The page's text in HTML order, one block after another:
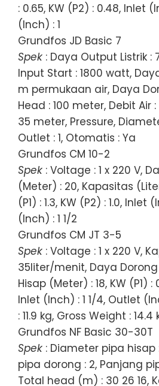
: 0.65, KW (P2) : 0.48, Inlet
(Inch) : 1
Grundfos JD Basic 7
Spek : Daya Output Listrik :
Input Start : 1800 watt,
m permukaan air, Daya
Head : 100 meter, Debit
35 meter, Pressure,
Outlet : 1, Otomatis : Ya
Grundfos CM 10-2
Spek : Voltage : 1 x 220 V,
(Meter) : 20, Kapasitas
(P1) : 1.3, KW (P2) : 1.0, Inlet
(Inch) : 1 1/2
Grundfos CM JT 3-5
Spek : Voltage : 1 x 220 V,
35liter/menit, Daya Dorong
Hisap (Meter) : 18, KW (P1) :
Inlet (Inch) : 1 1/4, Outlet
: 11.9 kg, Gross Weight : 14.4
Grundfos NF Basic 30-30T
Spek : Diameter pipa hisap
pipa dorong : 2, Panjang
Total head (m) : 30 26 16,